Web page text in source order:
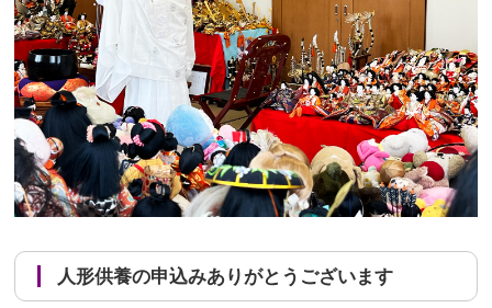
人形供養の申込みありがとうございます